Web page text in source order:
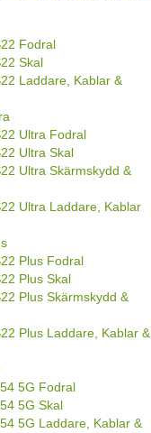
Fodral
Skal
Laddare, Kablar &
Ultra Fodral
Ultra Skal
Ultra Skärmskydd &
Ultra Laddare, Kablar
Plus Fodral
Plus Skal
Plus Skärmskydd &
Plus Laddare, Kablar &
5G Fodral
5G Skal
5G Laddare, Kablar &